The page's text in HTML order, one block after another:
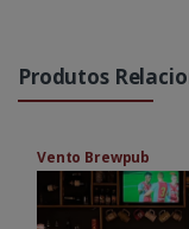
Produtos
Vento Brewpub